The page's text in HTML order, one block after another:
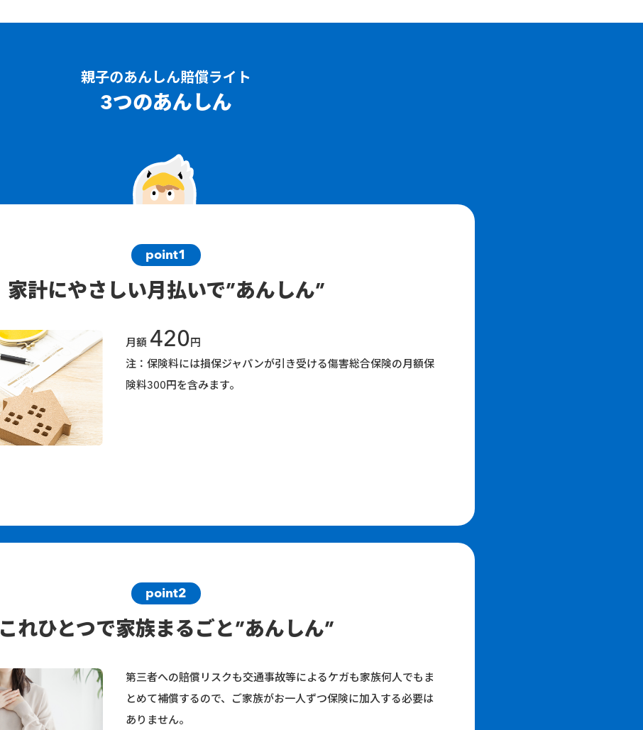
親子のあんしん賠償ライト
3つのあんしん
point1
家計にやさしい月払いで”あんしん”
月額 420 円
注：保険料には損保ジャパンが引き受ける傷害総合保険の月額保
険料300円を含みます。
point2
これひとつで家族まるごと”あんしん”
第三者への賠償リスクも交通事故等によるケガも家族何人でもま
とめて補償するので、ご家族がお一人ずつ保険に加入する必要は
ありません。